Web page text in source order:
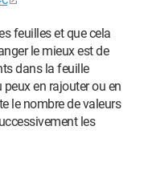
feuilles et que cela
le mieux est de
dans la feuille
peux en rajouter ou en
le nombre de valeurs
les